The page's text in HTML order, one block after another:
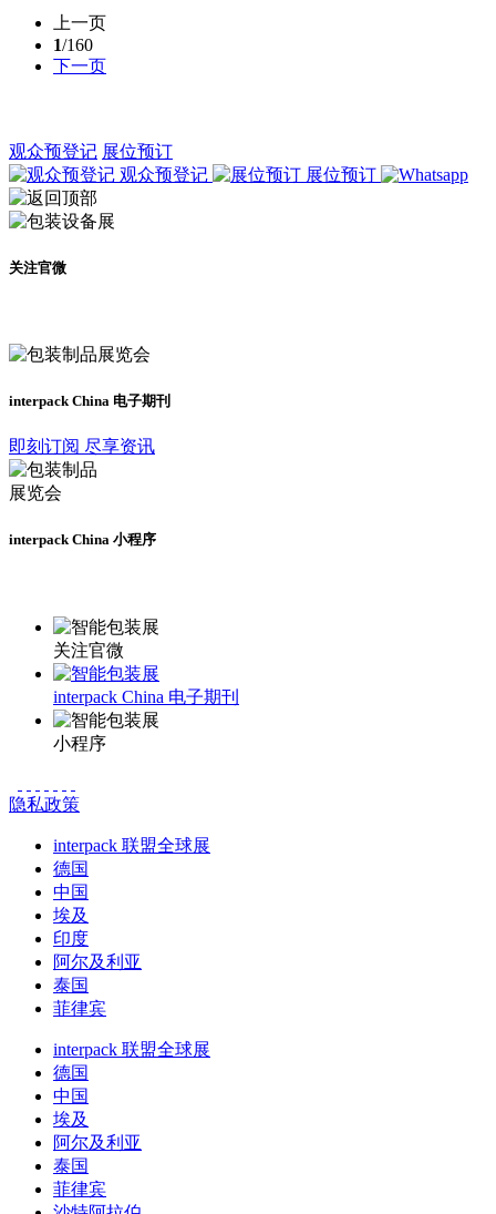
上一页
1/160
下一页
观众预登记 展位预订
观众预登记
展位预订
关注官微
interpack China 电子期刊
即刻订阅 尽享资讯
interpack China 小程序
关注官微
interpack China 电子期刊
小程序
隐私政策
interpack 联盟全球展
德国
中国
埃及
印度
阿尔及利亚
泰国
菲律宾
interpack 联盟全球展
德国
中国
埃及
阿尔及利亚
泰国
菲律宾